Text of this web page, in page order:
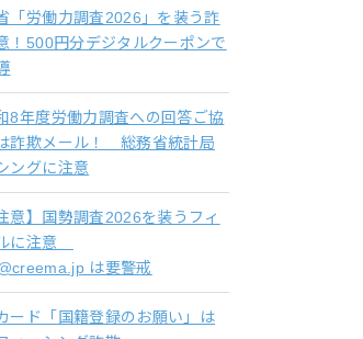
「労働力調査2026」を装う詐
！500円分デジタルクーポンで
8年度労働力調査への回答ご協
詐欺メール！ 総務省統計局
ングに注意
意】国勢調査2026を装うフィ
に注意
は要警戒
ード「国籍登録のお願い」は